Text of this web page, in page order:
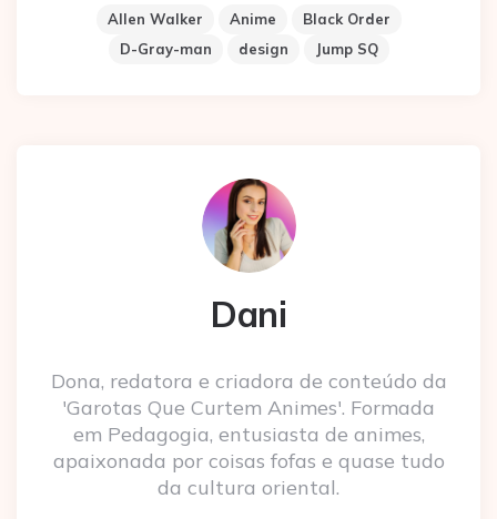
Allen Walker Anime
Black Order
D-Gray-man
design Jump SQ
Dani
Dona, redatora e criadora de conteúdo da
'Garotas Que Curtem Animes'. Formada
em Pedagogia, entusiasta de animes,
apaixonada por coisas fofas e quase tudo
da cultura oriental.